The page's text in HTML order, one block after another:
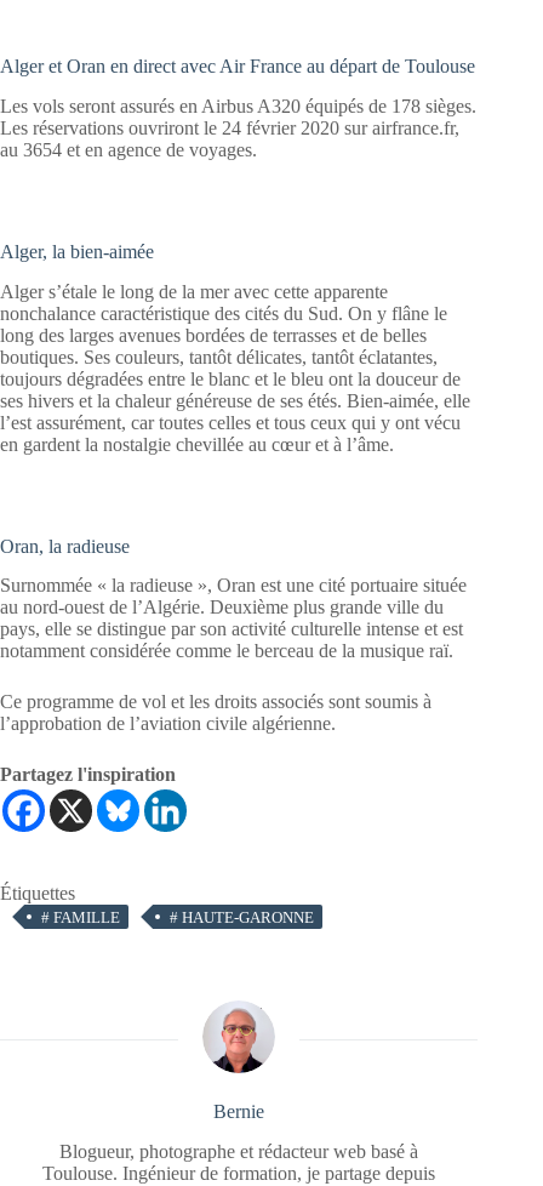
Alger et Oran en direct avec Air France au départ de Toulouse
Les vols seront assurés en Airbus A320 équipés de 178 sièges.
Les réservations ouvriront le 24 février 2020 sur airfrance.fr,
au 3654 et en agence de voyages.
Alger, la bien-aimée
Alger s’étale le long de la mer avec cette apparente
nonchalance caractéristique des cités du Sud. On y flâne le
long des larges avenues bordées de terrasses et de belles
boutiques. Ses couleurs, tantôt délicates, tantôt éclatantes,
toujours dégradées entre le blanc et le bleu ont la douceur de
ses hivers et la chaleur généreuse de ses étés. Bien-aimée, elle
l’est assurément, car toutes celles et tous ceux qui y ont vécu
en gardent la nostalgie chevillée au cœur et à l’âme.
Oran, la radieuse
Surnommée « la radieuse », Oran est une cité portuaire située
au nord-ouest de l’Algérie. Deuxième plus grande ville du
pays, elle se distingue par son activité culturelle intense et est
notamment considérée comme le berceau de la musique raï.
Ce programme de vol et les droits associés sont soumis à
l’approbation de l’aviation civile algérienne.
Partagez l'inspiration
Étiquettes
# FAMILLE # HAUTE-GARONNE
Bernie
Blogueur, photographe et rédacteur web basé à
Toulouse. Ingénieur de formation, je partage depuis